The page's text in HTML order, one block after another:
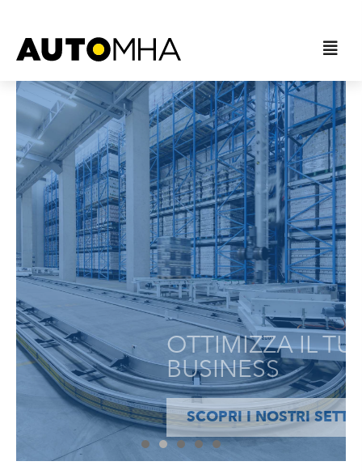
OTTIMIZZA IL TUO
BUSINESS
SCOPRI I NOSTRI SETTORI